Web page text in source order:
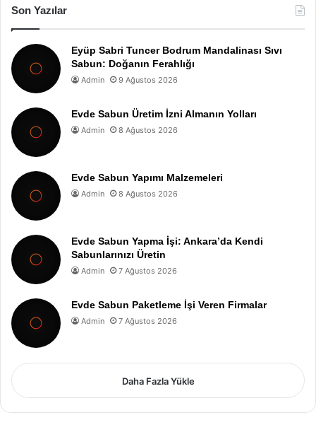
Son Yazılar
Eyüp Sabri Tuncer Bodrum Mandalinası Sıvı
Sabun: Doğanın Ferahlığı
Admin 9 Ağustos 2026
Evde Sabun Üretim İzni Almanın Yolları
Admin 8 Ağustos 2026
Evde Sabun Yapımı Malzemeleri
Admin 8 Ağustos 2026
Evde Sabun Yapma İşi: Ankara’da Kendi
Sabunlarınızı Üretin
Admin 7 Ağustos 2026
Evde Sabun Paketleme İşi Veren Firmalar
Admin 7 Ağustos 2026
Daha Fazla Yükle